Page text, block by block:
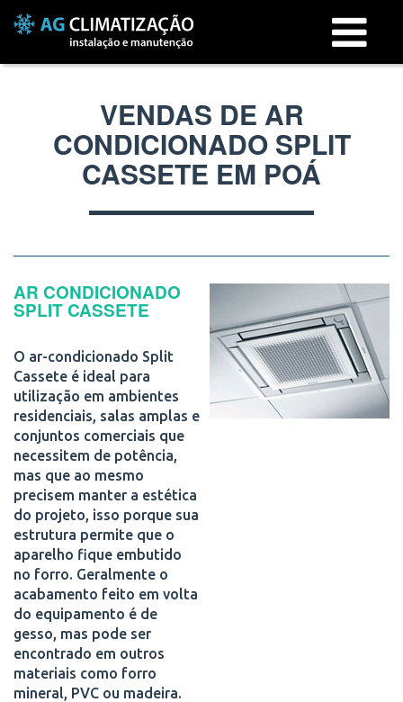
Menu
VENDAS DE AR
CONDICIONADO SPLIT
CASSETE EM POÁ
AR CONDICIONADO
SPLIT CASSETE
O ar-condicionado Split
Cassete é ideal para
utilização em ambientes
residenciais, salas amplas e
conjuntos comerciais que
necessitem de potência,
mas que ao mesmo
precisem manter a estética
do projeto, isso porque sua
estrutura permite que o
aparelho fique embutido
no forro. Geralmente o
acabamento feito em volta
do equipamento é de
gesso, mas pode ser
encontrado em outros
materiais como forro
mineral, PVC ou madeira.